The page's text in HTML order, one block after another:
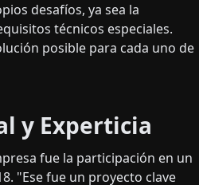
desafíos, ya sea la
técnicos especiales.
posible para cada uno de
y Experticia
fue la participación en un
"Ese fue un proyecto clave